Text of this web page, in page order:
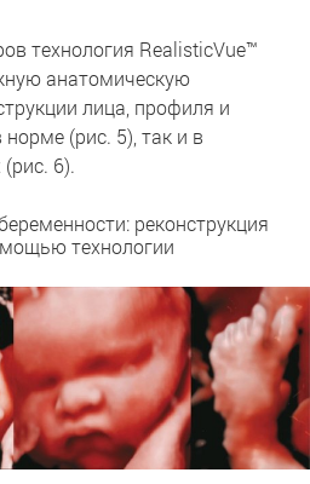
технология RealisticVue™
анатомическую
лица, профиля и
(рис. 5), так и в
6).
реконструкция
технологии